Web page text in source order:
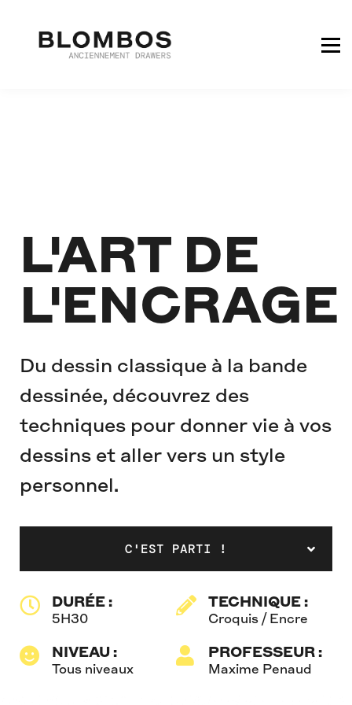
L'ART DE
L'ENCRAGE
Du dessin classique à la bande
dessinée, découvrez des
techniques pour donner vie à vos
dessins et aller vers un style
personnel.
C'EST PARTI !
DURÉE :
5H30
TECHNIQUE :
Croquis / Encre
NIVEAU :
Tous niveaux
PROFESSEUR :
Maxime Penaud